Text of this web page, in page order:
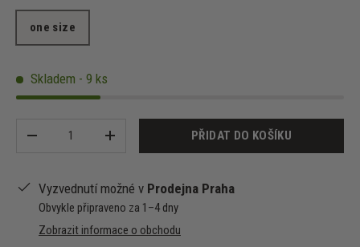
one size
Skladem - 9 ks
+ PŘIDAT DO KOŠÍKU
Vyzvednutí možné v Prodejna Praha
Obvykle připraveno za 1–4 dny
Zobrazit informace o obchodu